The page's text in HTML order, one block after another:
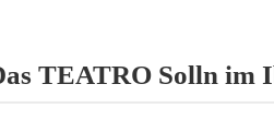
TEATRO Solln im